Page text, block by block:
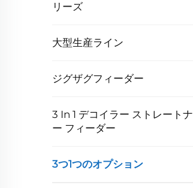
リーズ
大型生産ライン
ジグザグフィーダー
3 In 1 デコイラー ストレートナ
ー フィーダー
3つ1つのオプション